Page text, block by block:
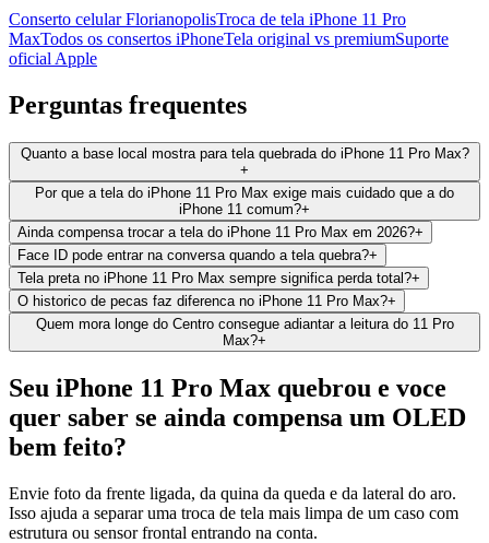
Conserto celular FlorianopolisTroca de tela iPhone 11 Pro
MaxTodos os consertos iPhoneTela original vs premiumSuporte
oficial Apple
Perguntas frequentes
Quanto a base local mostra para tela quebrada do iPhone 11 Pro Max?
+
Por que a tela do iPhone 11 Pro Max exige mais cuidado que a do
iPhone 11 comum?+
Ainda compensa trocar a tela do iPhone 11 Pro Max em 2026?+
Face ID pode entrar na conversa quando a tela quebra?+
Tela preta no iPhone 11 Pro Max sempre significa perda total?+
O historico de pecas faz diferenca no iPhone 11 Pro Max?+
Quem mora longe do Centro consegue adiantar a leitura do 11 Pro
Max?+
Seu iPhone 11 Pro Max quebrou e voce
quer saber se ainda compensa um OLED
bem feito?
Envie foto da frente ligada, da quina da queda e da lateral do aro.
Isso ajuda a separar uma troca de tela mais limpa de um caso com
estrutura ou sensor frontal entrando na conta.